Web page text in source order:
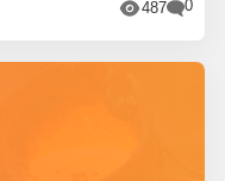
487 0